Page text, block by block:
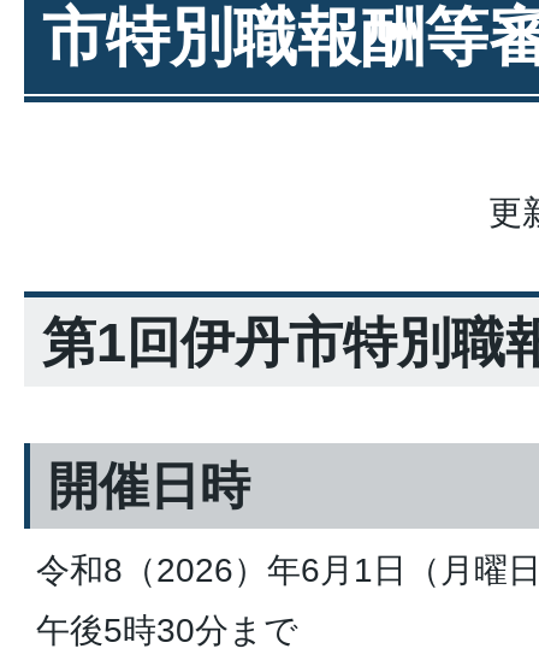
市特別職報酬等
更
第1回伊丹市特別職
開催日時
令和8（2026）年6月1日（月曜
午後5時30分まで